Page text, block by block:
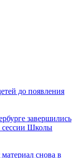
до появления
завершились
сессии Школы
снова в